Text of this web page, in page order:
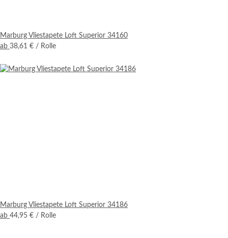
Marburg Vliestapete Loft Superior 34160
ab 38,61 € / Rolle
Marburg Vliestapete Loft Superior 34186
ab 44,95 € / Rolle